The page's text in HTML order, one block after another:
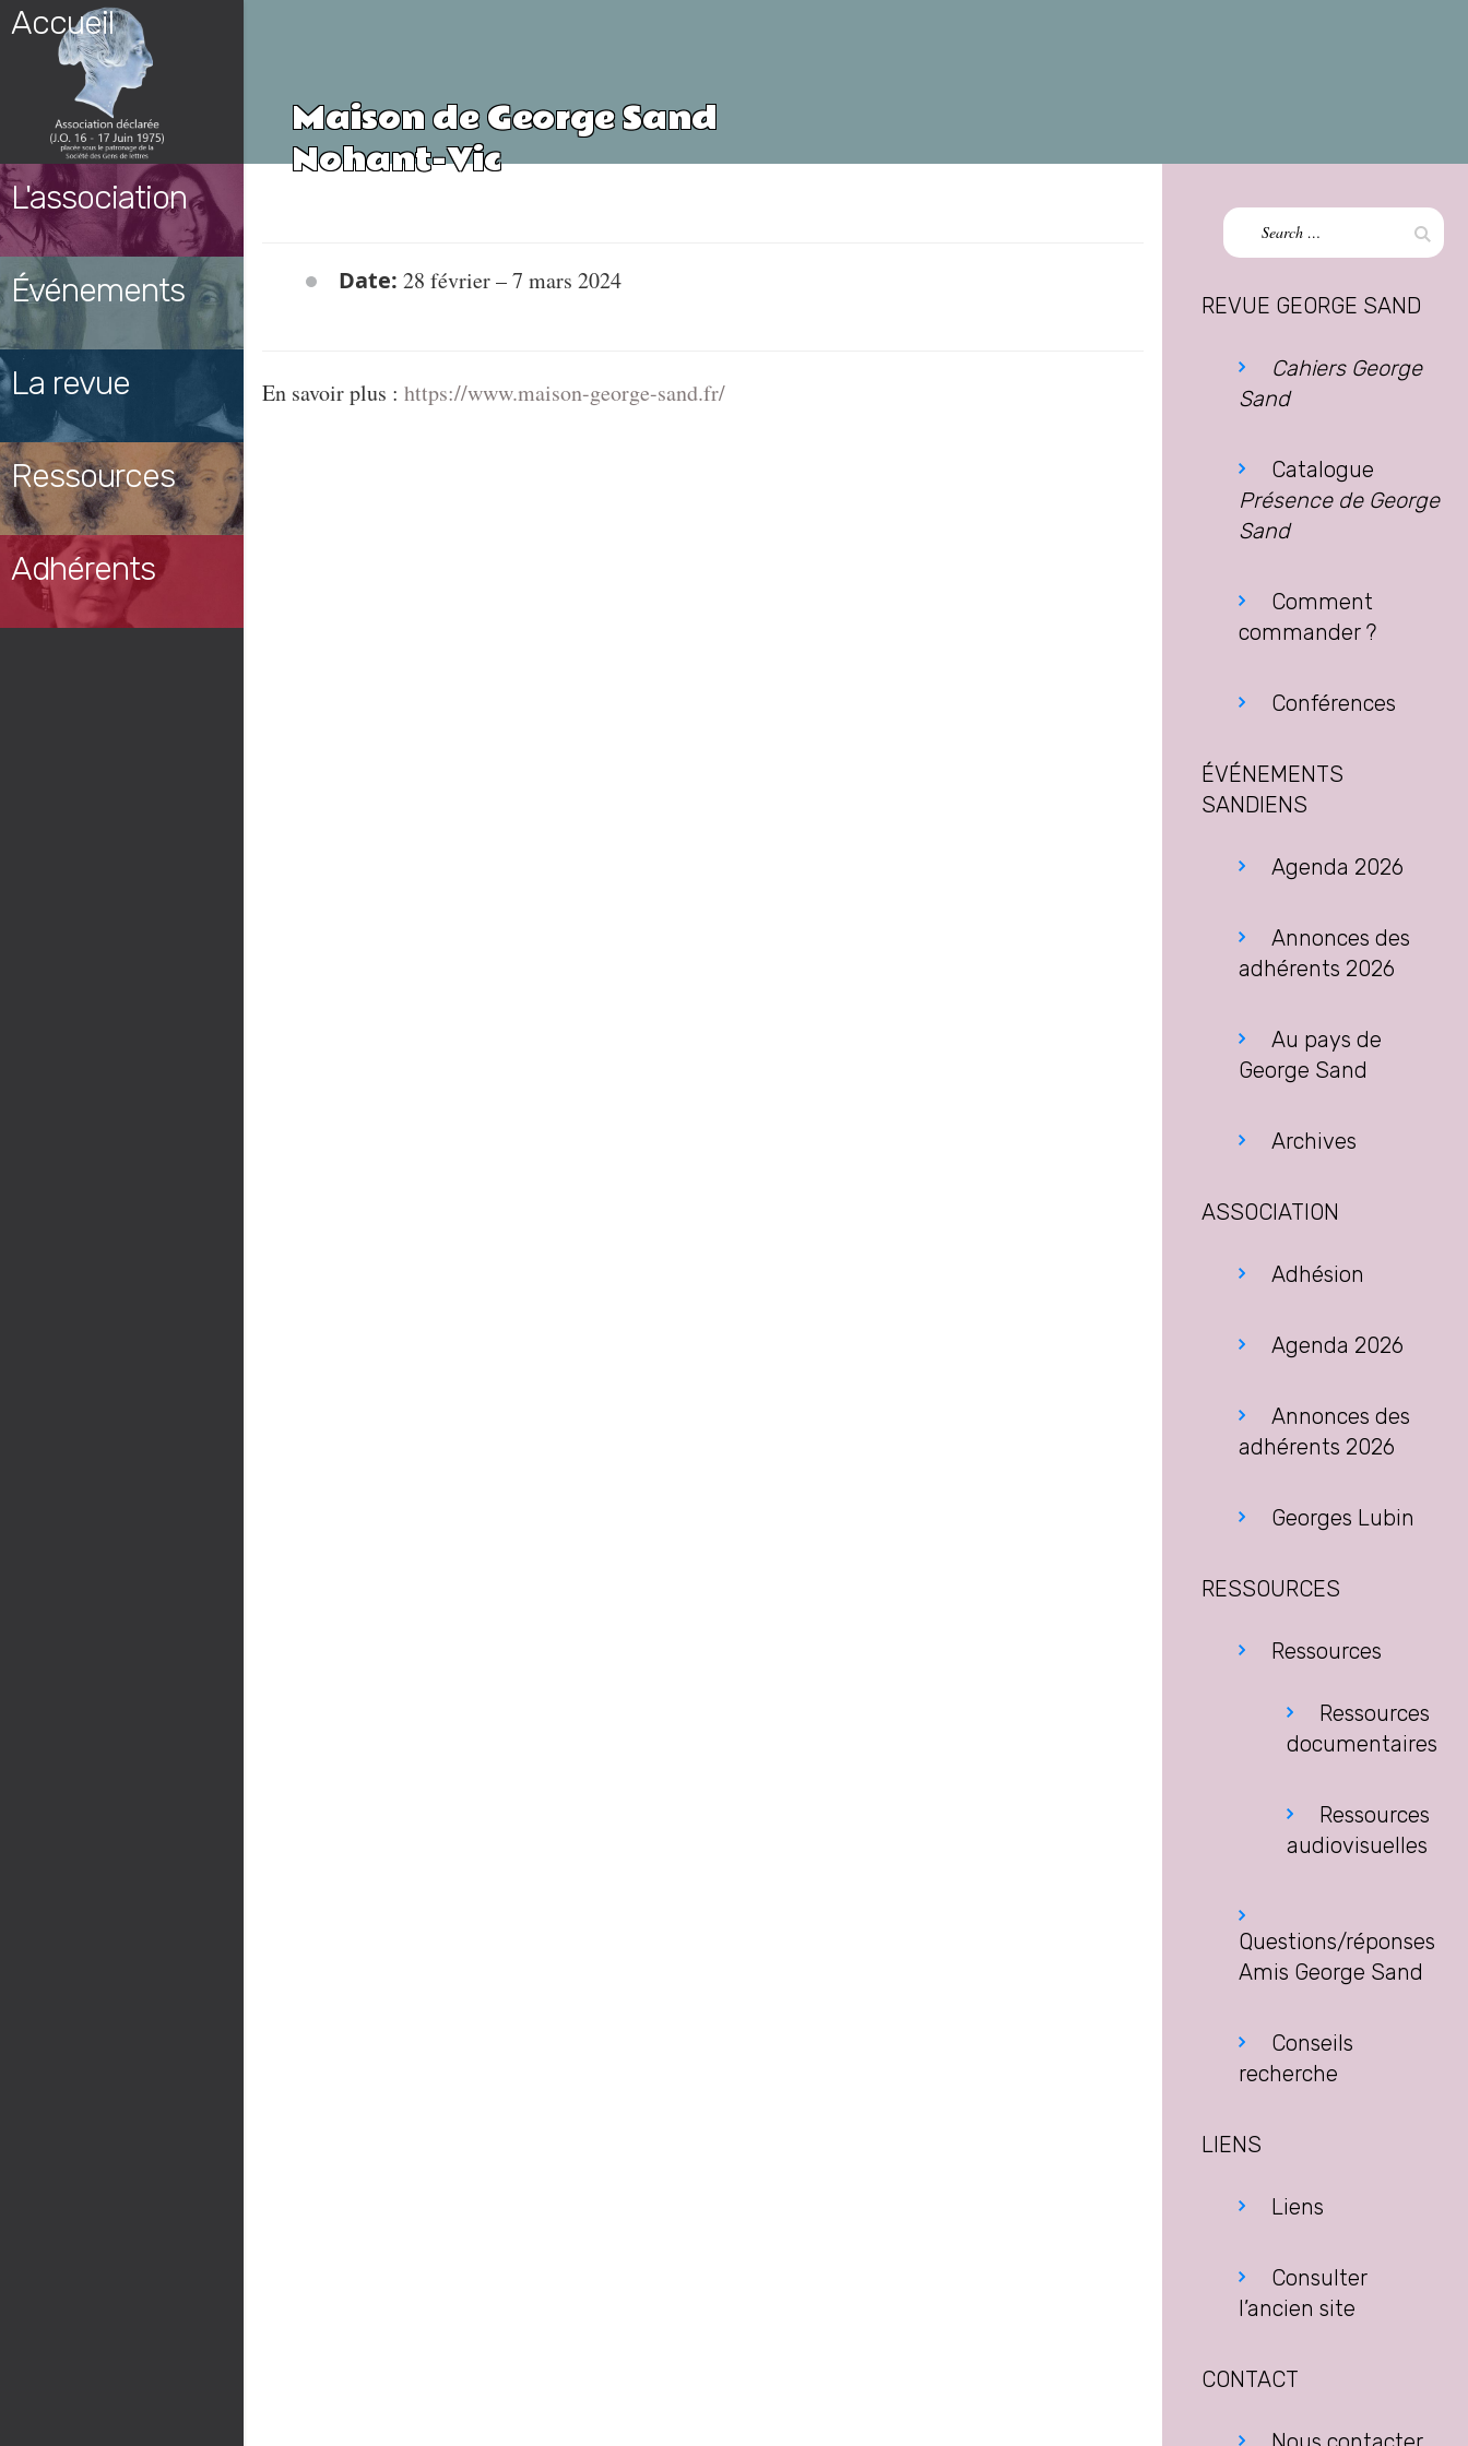
Skip
content
Accueil
L'association
Événements
La revue
Ressources
Adhérents
Maison de George Sand
Nohant-Vic
Date: 28 février–7 mars 2024
En savoir plus : https://www.maison-george-sand.fr/
Search
for:
REVUE GEORGE SAND
Cahiers George
Sand
Catalogue
Présence de George
Sand
Comment
commander ?
Conférences
ÉVÉNEMENTS
SANDIENS
Agenda 2026
Annonces des
adhérents 2026
Au pays de
George Sand
Archives
ASSOCIATION
Adhésion
Agenda 2026
Annonces des
adhérents 2026
Georges Lubin
RESSOURCES
Ressources
Ressources
documentaires
Ressources
audiovisuelles
Questions/réponses
Amis George Sand
Conseils
recherche
LIENS
Liens
Consulter
l’ancien site
CONTACT